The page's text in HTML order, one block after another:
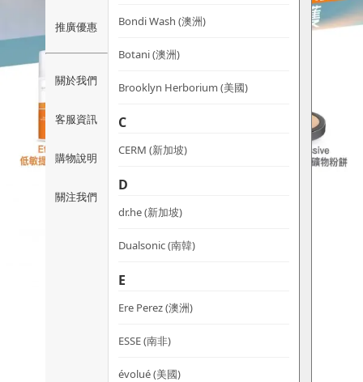
推廣優惠
關於我們
客服資訊
購物說明
關注我們
Bondi Wash (澳洲)
Botani (澳洲)
Brooklyn Herborium (美國)
C
CERM (新加坡)
D
dr.he (新加坡)
Dualsonic (南韓)
E
Ere Perez (澳洲)
ESSE (南非)
évolué (美國)